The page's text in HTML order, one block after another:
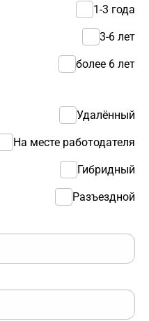
1-3 года
3-6 лет
более 6 лет
Удалённый
На месте работодателя
Гибридный
Разъездной